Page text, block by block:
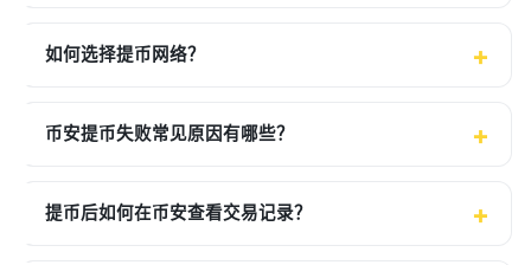
如何选择提币网络？
币安提币失败常见原因有哪些？
提币后如何在币安查看交易记录？